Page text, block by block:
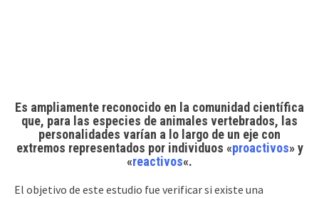
Es ampliamente reconocido en la comunidad científica
que, para las especies de animales vertebrados, las
personalidades varían a lo largo de un eje con
extremos representados por individuos «proactivos» y
«reactivos«.
El objetivo de este estudio fue verificar si existe una